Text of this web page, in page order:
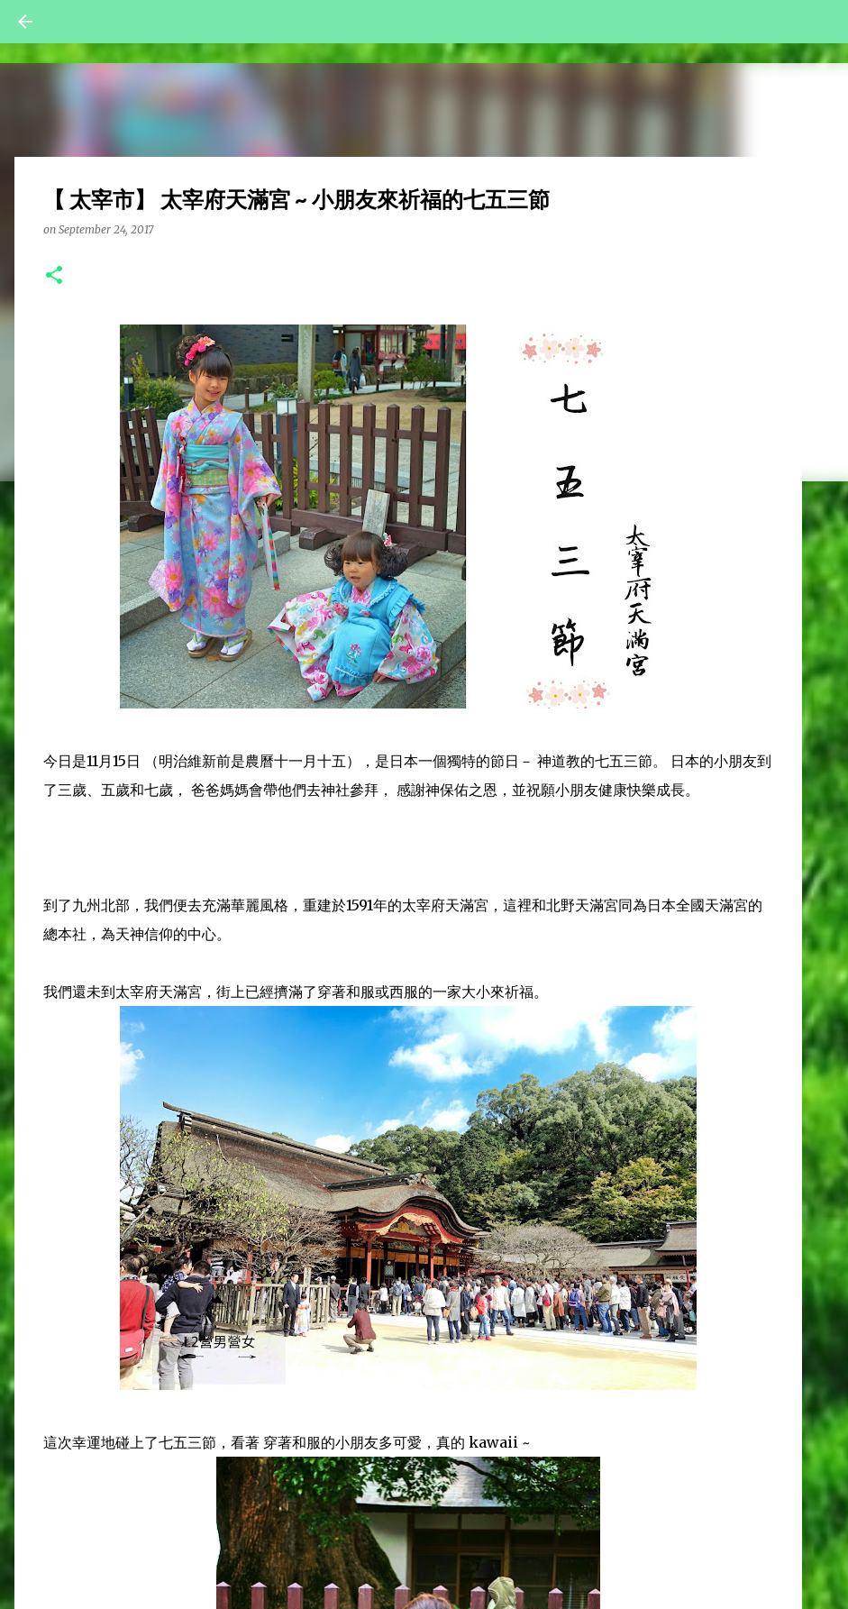
【 太宰市】 太宰府天滿宮 ~ 小朋友來祈福的七五三節
on September 24, 2017
今日是11月15日 （明治維新前是農曆十一月十五），是日本一個獨特的節日－ 神道教的七五三節。 日本的小朋友到
了三歲、五歲和七歲， 爸爸媽媽會帶他們去神社參拜， 感謝神保佑之恩，並祝願小朋友健康快樂成長。
到了九州北部，我們便去充滿華麗風格，重建於1591年的太宰府天滿宮，這裡和北野天滿宮同為日本全國天滿宮的
總本社，為天神信仰的中心。
我們還未到太宰府天滿宮，街上已經擠滿了穿著和服或西服的一家大小來祈福。
這次幸運地碰上了七五三節，看著 穿著和服的小朋友多可愛，真的 kawaii ~